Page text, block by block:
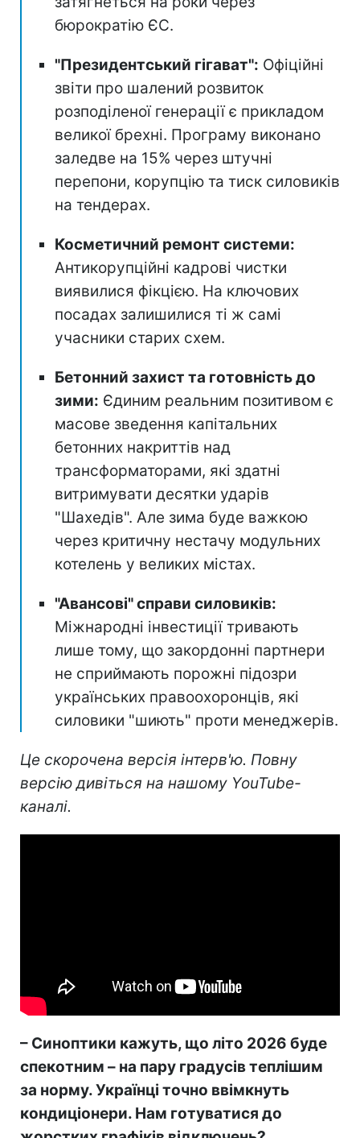
бюрократію ЄС.
"Президентський гігават": Офіційні
звіти про шалений розвиток
розподіленої генерації є прикладом
великої брехні. Програму виконано
заледве на 15% через штучні
перепони, корупцію та тиск силовиків
на тендерах.
Косметичний ремонт системи:
Антикорупційні кадрові чистки
виявилися фікцією. На ключових
посадах залишилися ті ж самі
учасники старих схем.
Бетонний захист та готовність до
зими: Єдиним реальним позитивом є
масове зведення капітальних
бетонних накриттів над
трансформаторами, які здатні
витримувати десятки ударів
"Шахедів". Але зима буде важкою
через критичну нестачу модульних
котелень у великих містах.
"Авансові" справи силовиків:
Міжнародні інвестиції тривають
лише тому, що закордонні партнери
не сприймають порожні підозри
українських правоохоронців, які
силовики "шиють" проти менеджерів.
Це скорочена версія інтерв'ю. Повну
версію дивіться на нашому YouTube-
каналі.
– Синоптики кажуть, що літо 2026 буде
спекотним – на пару градусів теплішим
за норму. Українці точно ввімкнуть
кондиціонери. Нам готуватися до